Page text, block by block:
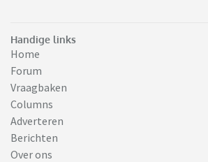
Handige links
Home
Forum
Vraagbaken
Columns
Adverteren
Berichten
Over ons